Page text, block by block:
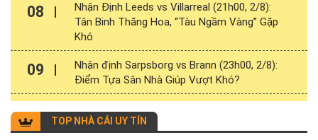
08
Nhận Định Leeds vs Villarreal (21h00, 2/8):
Tân Binh Thăng Hoa, “Tàu Ngầm Vàng” Gặp
Khó
09
Nhận định Sarpsborg vs Brann (23h00, 2/8):
Điểm Tựa Sân Nhà Giúp Vượt Khó?
TOP NHÀ CÁI UY TÍN